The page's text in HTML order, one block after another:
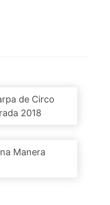
de Circo
2018
Manera